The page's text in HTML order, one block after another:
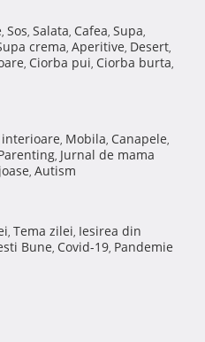
, Sos, Salata, Cafea, Supa,
crema, Aperitive, Desert,
, Ciorba pui, Ciorba burta,
, Mobila, Canapele,
, Jurnal de mama
, Autism
, Tema zilei, Iesirea din
Bune, Covid-19, Pandemie